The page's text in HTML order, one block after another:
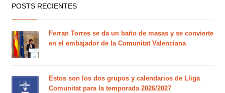
POSTS RECIENTES
Ferran Torres se da un baño de masas y se convierte
en el embajador de la Comunitat Valenciana
Estos son los dos grupos y calendarios de Lliga
Comunitat para la temporada 2026/2027